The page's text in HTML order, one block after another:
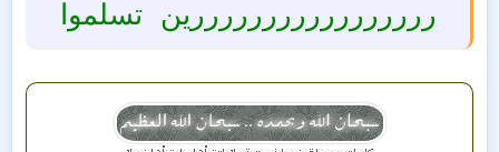
رررررررررررررررررين تسلموا